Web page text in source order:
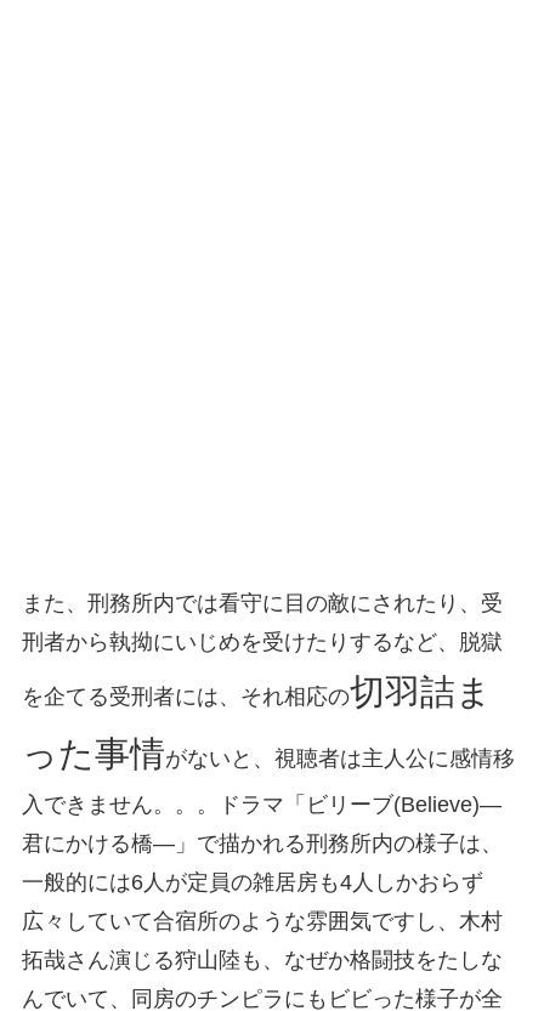
また、刑務所内では看守に目の敵にされたり、受
刑者から執拗にいじめを受けたりするなど、脱獄
を企てる受刑者には、それ相応の切羽詰ま
った事情がないと、視聴者は主人公に感情移
入できません。。。ドラマ「ビリーブ(Believe)―
君にかける橋―」で描かれる刑務所内の様子は、
一般的には6人が定員の雑居房も4人しかおらず
広々していて合宿所のような雰囲気ですし、木村
拓哉さん演じる狩山陸も、なぜか格闘技をたしな
んでいて、同房のチンピラにもビビった様子が全